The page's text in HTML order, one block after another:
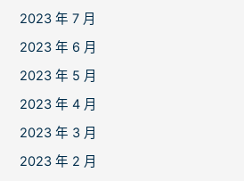
2023 年 7 月
2023 年 6 月
2023 年 5 月
2023 年 4 月
2023 年 3 月
2023 年 2 月